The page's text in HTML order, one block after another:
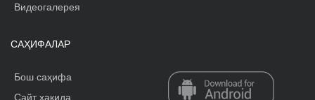
Видеогалерея
САҲИФАЛАР
Бош саҳифа
Сайт ҳақида